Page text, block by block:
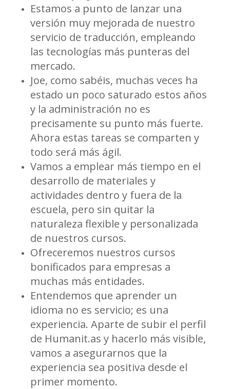
Estamos a punto de lanzar una
versión muy mejorada de nuestro
servicio de traducción, empleando
las tecnologías más punteras del
mercado.
Joe, como sabéis, muchas veces ha
estado un poco saturado estos años
y la administración no es
precisamente su punto más fuerte.
Ahora estas tareas se comparten y
todo será más ágil.
Vamos a emplear más tiempo en el
desarrollo de materiales y
actividades dentro y fuera de la
escuela, pero sin quitar la
naturaleza flexible y personalizada
de nuestros cursos.
Ofreceremos nuestros cursos
bonificados para empresas a
muchas más entidades.
Entendemos que aprender un
idioma no es servicio; es una
experiencia. Aparte de subir el perfil
de Humanit.as y hacerlo más visible,
vamos a asegurarnos que la
experiencia sea positiva desde el
primer momento.